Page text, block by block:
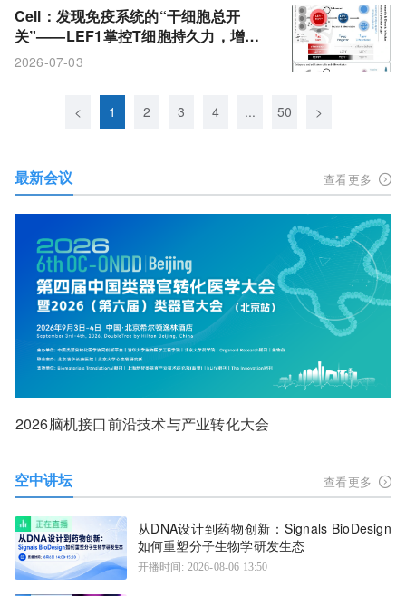
Cell：发现免疫系统的“干细胞总开
关”——LEF1掌控T细胞持久力，增强
可抗感染、清除可治自身免疫病
2026-07-03
< 1 2 3 4 ... 50 >
最新会议 查看更多
2026脑机接口前沿技术与产业转化大会
空中讲坛 查看更多
从DNA设计到药物创新：Signals BioDesign
如何重塑分子生物学研发生态
开播时间: 2026-08-06 13:50